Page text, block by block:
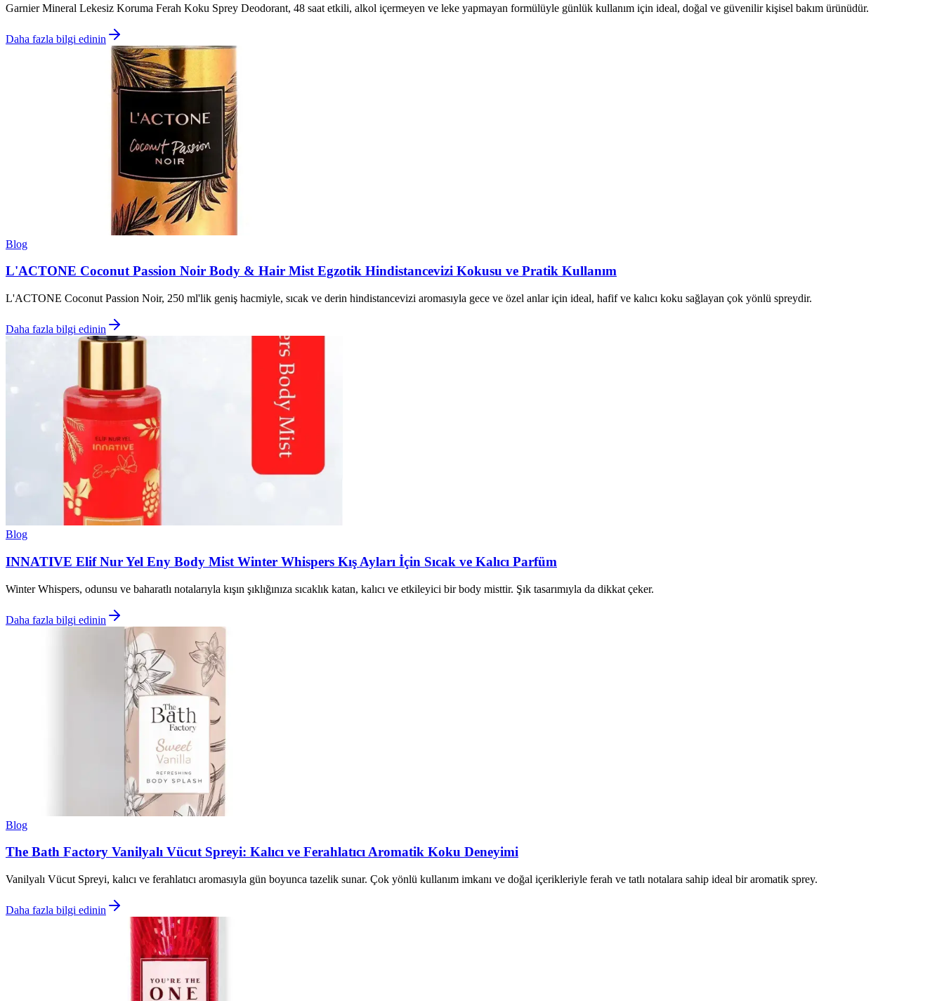
Garnier Mineral Lekesiz Koruma Ferah Koku Sprey Deodorant, 48 saat etkili, alkol içermeyen ve leke yapmayan formülüyle günlük kullanım için ideal, doğal ve güvenilir kişisel bakım ürünüdür.
Daha fazla bilgi edinin
Blog
L'ACTONE Coconut Passion Noir Body & Hair Mist Egzotik Hindistancevizi Kokusu ve Pratik Kullanım
L'ACTONE Coconut Passion Noir, 250 ml'lik geniş hacmiyle, sıcak ve derin hindistancevizi aromasıyla gece ve özel anlar için ideal, hafif ve kalıcı koku sağlayan çok yönlü spreydir.
Daha fazla bilgi edinin
Blog
INNATIVE Elif Nur Yel Eny Body Mist Winter Whispers Kış Ayları İçin Sıcak ve Kalıcı Parfüm
Winter Whispers, odunsu ve baharatlı notalarıyla kışın şıklığınıza sıcaklık katan, kalıcı ve etkileyici bir body misttir. Şık tasarımıyla da dikkat çeker.
Daha fazla bilgi edinin
Blog
The Bath Factory Vanilyalı Vücut Spreyi: Kalıcı ve Ferahlatıcı Aromatik Koku Deneyimi
Vanilyalı Vücut Spreyi, kalıcı ve ferahlatıcı aromasıyla gün boyunca tazelik sunar. Çok yönlü kullanım imkanı ve doğal içerikleriyle ferah ve tatlı notalara sahip ideal bir aromatik sprey.
Daha fazla bilgi edinin